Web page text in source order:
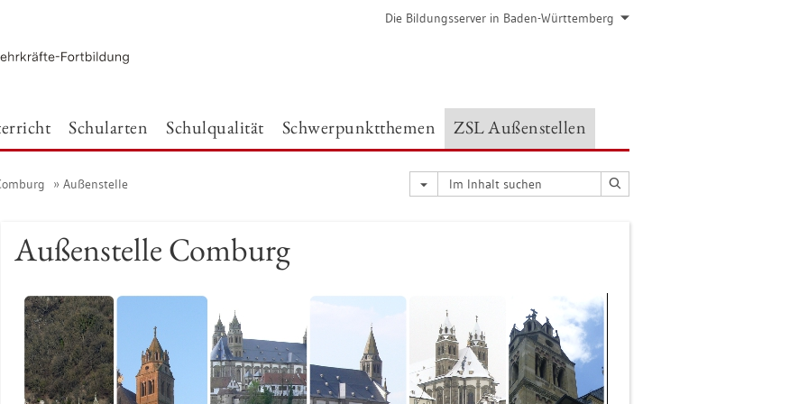
Die Bil­dungs­ser­ver in Baden-Würt­tem­berg
Schul­ar­ten Schul­qua­li­tät Schwer­punkt­the­men ZSL Au­ßen­stel­len
Au­ßen­stel­le
Au­ßen­stel­le Com­burg